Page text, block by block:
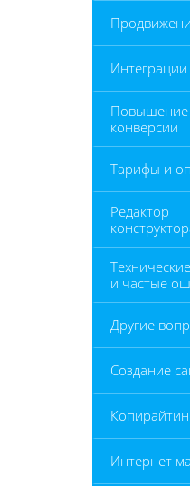
Интеграции
Повышение
конверсии
Тарифы и
Редактор
и частые
Другие
Создание
Интернет